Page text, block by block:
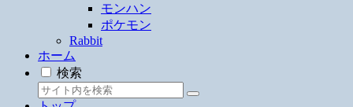
モンハン
ポケモン
Rabbit
ホーム
検索